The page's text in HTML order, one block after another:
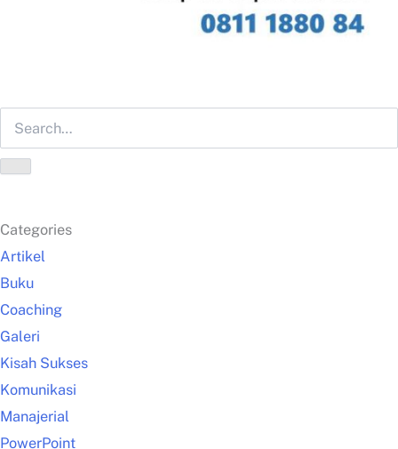
Categories
Artikel
Buku
Coaching
Galeri
Kisah Sukses
Komunikasi
Manajerial
PowerPoint